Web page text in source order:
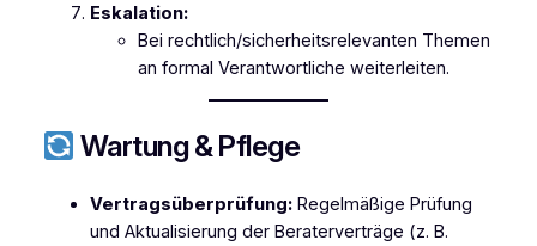
Eskalation:
Bei rechtlich/sicherheitsrelevanten Themen
an formal Verantwortliche weiterleiten.
Wartung & Pflege
Vertragsüberprüfung:Regelmäßige Prüfung
und Aktualisierung der Beraterverträge (z. B.